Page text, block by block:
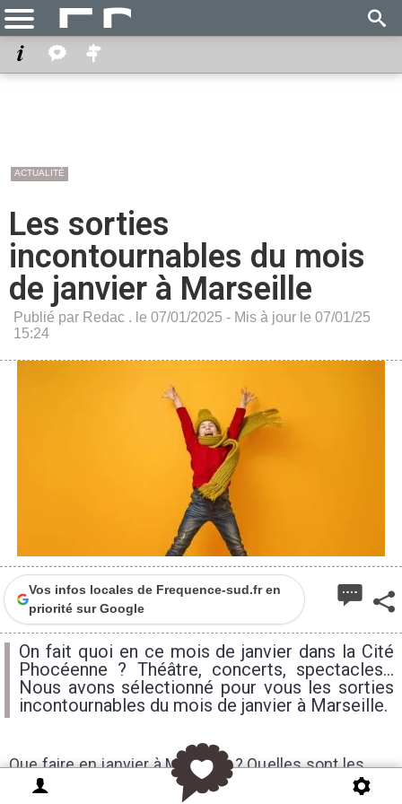
ACTUALITÉ
Les sorties
incontournables du mois
de janvier à Marseille
Publié par Redac . le 07/01/2025 - Mis à jour le 07/01/25
15:24
Vos infos locales de Frequence-sud.fr en
priorité sur Google
On fait quoi en ce mois de janvier dans la Cité
Phocéenne ? Théâtre, concerts, spectacles...
Nous avons sélectionné pour vous les sorties
incontournables du mois de janvier à Marseille.
Que faire en janvier à Marseille ? Quelles sont les
pièces de théâtre programmées ? Les concerts ? Si